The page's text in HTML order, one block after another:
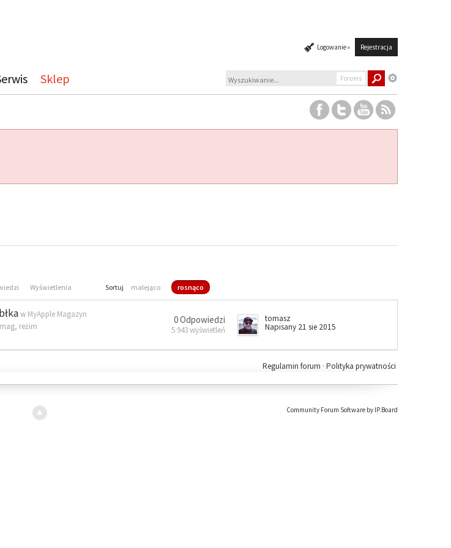
Logowanie » Rejestracja
Sklep Forums
Wyświetlenia Sortuj malejąco rosnąco
w MyApple Magazyn
, reżim
0 Odpowiedzi
5 943 wyświetleń
tomasz
Napisany 21 sie 2015
Polityka prywatności
Regulamin forum ·
Community Forum Software by IP.Board